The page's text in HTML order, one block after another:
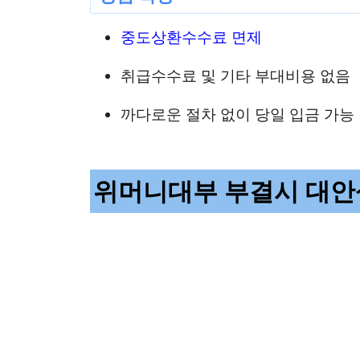
중도상환수수료 면제
취급수수료 및 기타 부대비용 없음
까다로운 절차 없이 당일 입금 가능
위머니대부 부결시 대